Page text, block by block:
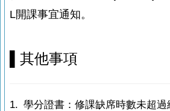
L開課事宜通知。
其他事項
1. 學分證書：修課缺席時數未超過